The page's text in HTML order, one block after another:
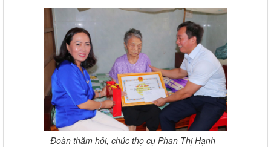
Đoàn thăm hỏi, chúc thọ cụ Phan Thị Hạnh -